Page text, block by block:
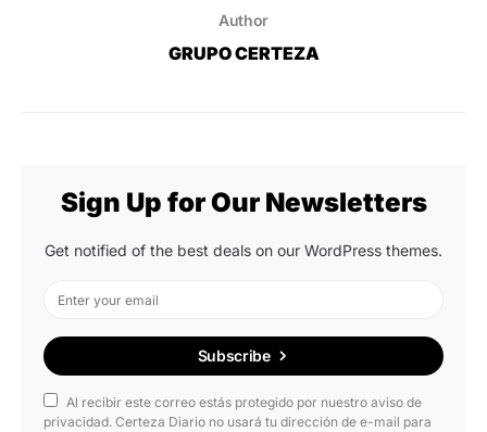
Author
GRUPO CERTEZA
Sign Up for Our Newsletters
Get notified of the best deals on our WordPress themes.
Subscribe
Al recibir este correo estás protegido por nuestro aviso de
privacidad. Certeza Diario no usará tu dirección de e-mail para